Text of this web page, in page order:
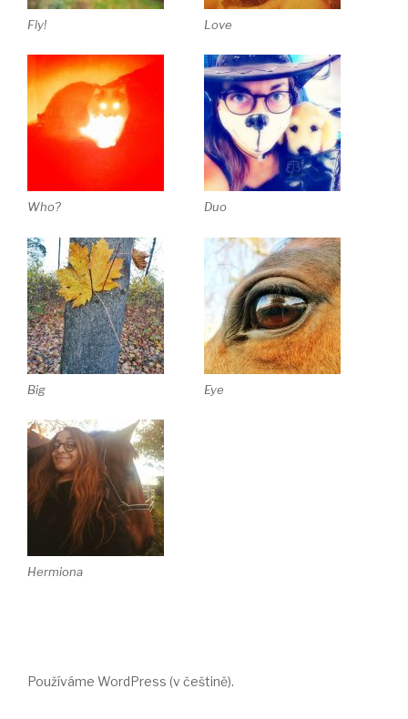
Fly! Love
Who? Duo
Big Eye
Hermiona
Používáme WordPress (v češtině).